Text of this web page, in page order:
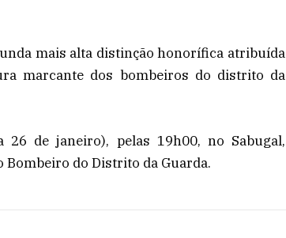
mais alta distinção honorífica atribuída
marcante dos bombeiros do distrito da
de janeiro), pelas 19h00, no Sabugal,
Bombeiro do Distrito da Guarda.